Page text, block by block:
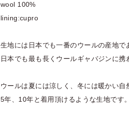
wool 100%
lining:cupro
生地には日本でも一番のウールの産地で
日本でも最も長くウールギャバジンに携
ウールは夏には涼しく、冬には暖かい自
5年、10年と着用頂けるような生地です。